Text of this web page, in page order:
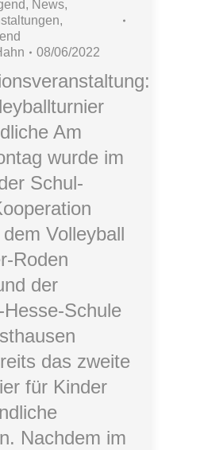
, News,
,
08/06/2022
Am
wurde im
Schul-
Volleyball
Roden
der
Hesse-Schule
das zweite
für Kinder
Nachdem im